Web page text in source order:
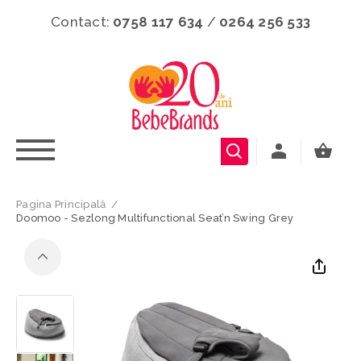
Contact: 0758 117 634 / 0264 256 533
Pagina Principală /
Doomoo - Sezlong Multifunctional Seat’n Swing Grey